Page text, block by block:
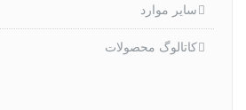
سایر موارد
کاتالوگ محصولات